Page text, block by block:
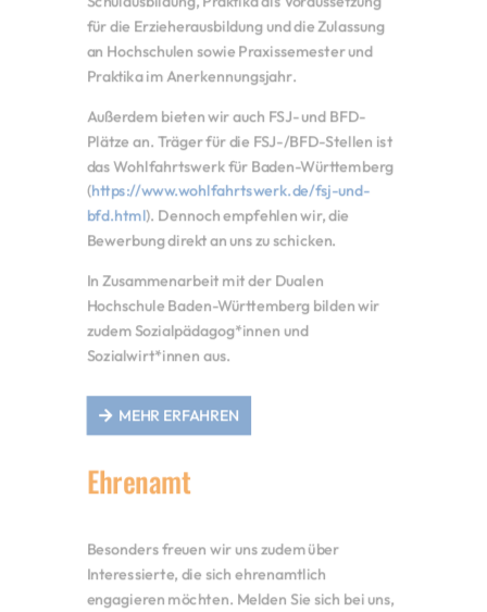
für die Erzieherausbildung und die Zulassung
an Hochschulen sowie Praxissemester und
Praktika im Anerkennungsjahr.
Außerdem bieten wir auch FSJ- und BFD-
Plätze an. Träger für die FSJ-/BFD-Stellen ist
das Wohlfahrtswerk für Baden-Württemberg
(https://www.wohlfahrtswerk.de/fsj-und-
bfd.html). Dennoch empfehlen wir, die
Bewerbung direkt an uns zu schicken.
In Zusammenarbeit mit der Dualen
Hochschule Baden-Württemberg bilden wir
zudem Sozialpädagog*innen und
Sozialwirt*innen aus.
MEHR ERFAHREN
Ehrenamt
Besonders freuen wir uns zudem über
Interessierte, die sich ehrenamtlich
engagieren möchten. Melden Sie sich bei uns,